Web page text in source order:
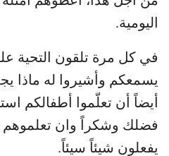
اليومية.
في كل مرة تلقون التحية
يسمعكم وأشيروا له ماذا
أيضاً أن تعلّموا أطفالكم
فضلك وشكراً وان تعلموهم
يفعلون شيئاً سيئاً.